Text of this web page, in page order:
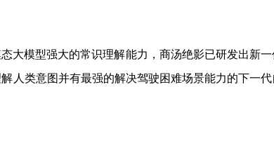
大模型强大的常识理解能力，商汤绝影已研发出新一
人类意图并有最强的解决驾驶困难场景能力的下一代